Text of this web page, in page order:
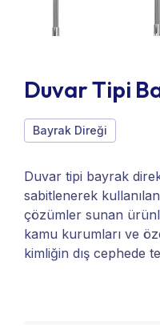
Duvar Tipi
Bayrak Direği
Duvar tipi bayrak
sabitlenerek
çözümler sunan
kamu kurumları ve
kimliğin dış cephede